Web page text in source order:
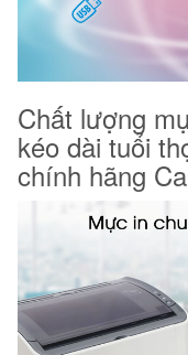
Chất lượng
kéo dài tuổi
chính hãng